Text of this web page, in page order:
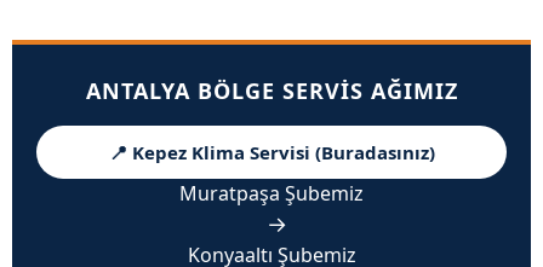
ANTALYA BÖLGE SERVIS AĞIMIZ
📍 Kepez Klima Servisi (Buradasınız)
Muratpaşa Şubemiz
→
Konyaaltı Şubemiz